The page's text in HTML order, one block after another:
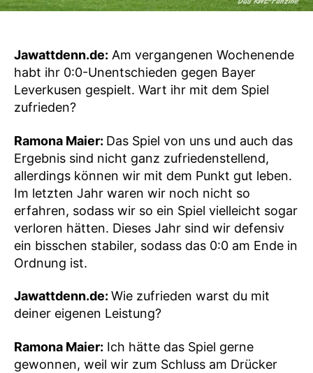
Jawattdenn.de: Am vergangenen Wochenende
habt ihr 0:0-Unentschieden gegen Bayer
Leverkusen gespielt. Wart ihr mit dem Spiel
zufrieden?
Ramona Maier: Das Spiel von uns und auch das
Ergebnis sind nicht ganz zufriedenstellend,
allerdings können wir mit dem Punkt gut leben.
Im letzten Jahr waren wir noch nicht so
erfahren, sodass wir so ein Spiel vielleicht sogar
verloren hätten. Dieses Jahr sind wir defensiv
ein bisschen stabiler, sodass das 0:0 am Ende in
Ordnung ist.
Jawattdenn.de: Wie zufrieden warst du mit
deiner eigenen Leistung?
Ramona Maier: Ich hätte das Spiel gerne
gewonnen, weil wir zum Schluss am Drücker